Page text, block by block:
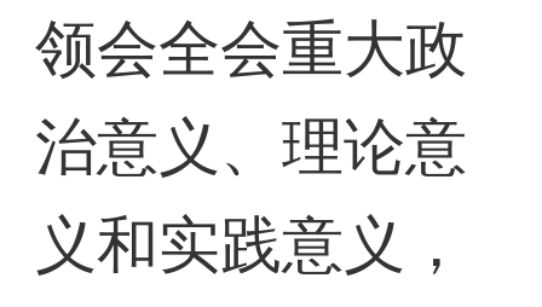
领会全会重大政
治意义、理论意
义和实践意义，